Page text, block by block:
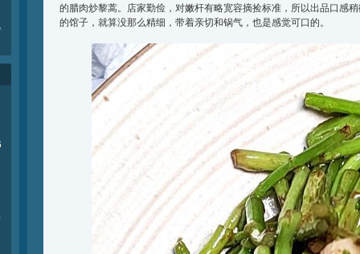
的腊肉炒黎蒿。店家勤俭，对嫩杆有略宽容摘捡标准，所以出品口感
的馆子，就算没那么精细，带着亲切和锅气，也是感觉可口的。
.